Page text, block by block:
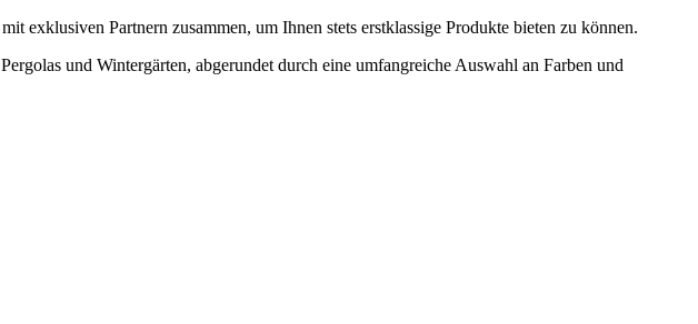
exklusiven Partnern zusammen, um Ihnen stets erstklassige Produkte bieten zu können.
und Wintergärten, abgerundet durch eine umfangreiche Auswahl an Farben und